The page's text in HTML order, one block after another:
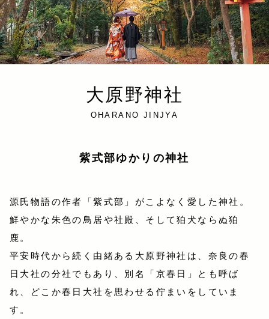
大原野神社
OHARANO JINJYA
紫式部ゆかりの神社
源氏物語の作者「紫式部」がこよなく愛した神社。
鮮やかな朱色の鳥居や社殿、そして狛犬ならぬ狛
鹿。
平安時代から続く由緒ある大原野神社は、奈良の春
日大社の分社でもあり、 別名「京春日」とも呼ば
れ、どこか春日大社を思わせる佇まいをしていま
す。